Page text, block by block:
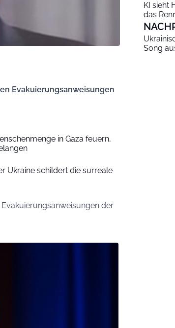
Evakuierungsanweisungen
in Gaza feuern,
Ukraine schildert die surreale
der
KI sieht
das
Song